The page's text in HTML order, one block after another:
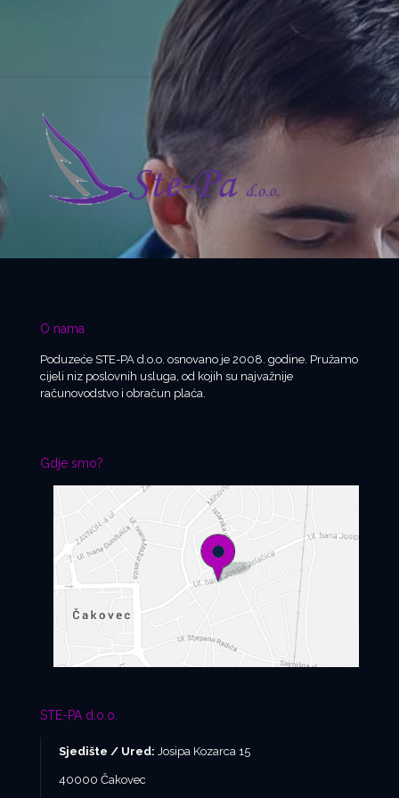
O nama
Poduzeće STE-PA d.o.o. osnovano je 2008. godine. Pružamo
cijeli niz poslovnih usluga, od kojih su najvažnije
računovodstvo i obračun plaća.
Gdje smo?
STE-PA d.o.o.
Sjedište / Ured: Josipa Kozarca 15
40000 Čakovec